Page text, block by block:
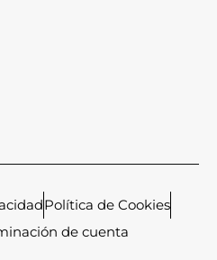
Política de Cookies
de cuenta